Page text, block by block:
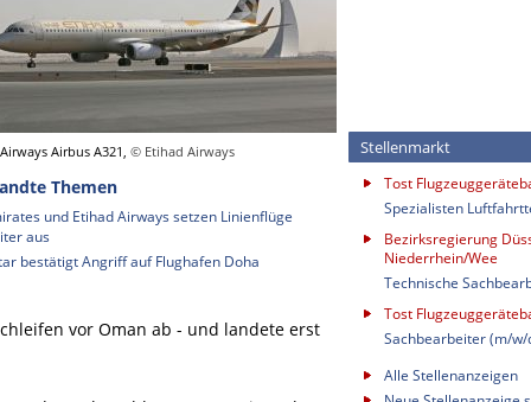
Airbus A321, © Etihad Airways
Themen
und Etihad Airways setzen Linienflüge
aus
bestätigt Angriff auf Flughafen Doha
vor Oman ab - und landete erst
Stellenmarkt
Tost
Spezialisten
Bezirksregierung
Niederrhein/Wee
Technische
Tost
Sachbearbeiter (m/w/
Alle Stellenanzeigen